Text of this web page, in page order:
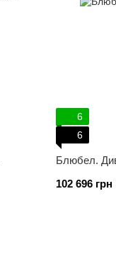
6
6
Блюбел.
102 696 грн